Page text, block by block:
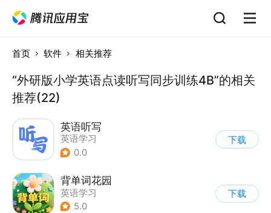
首页 软件 相关推荐
“外研版小学英语点读听写同步训练4B”的相关
推荐(22)
英语听写
英语学习
0.0
下载
背单词花园
英语学习
5.0
下载